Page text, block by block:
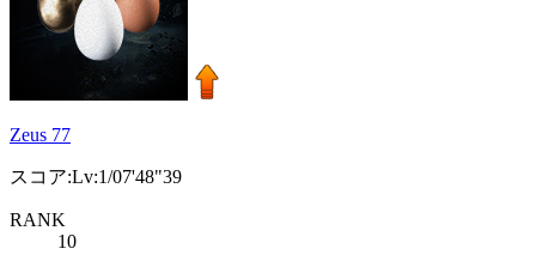
Zeus 77
スコア:Lv:1/07'48"39
RANK
10